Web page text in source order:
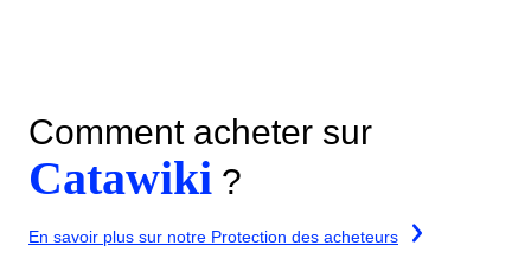
Comment acheter sur
Catawiki ?
En savoir plus sur notre Protection des acheteurs